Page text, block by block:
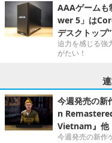
AAAゲーム
wer 5」は
デスクトップ”
迫力を感じる強
がたい！
今週発売の
n
Vietnam』他
今週発売の新作